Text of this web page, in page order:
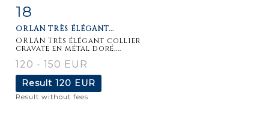
Item detail
18
ORLAN TRÈS ÉLÉGANT...
ORLAN Très élégant collier
cravate en métal doré,...
120 - 150 EUR
Result 120 EUR
Result without fees